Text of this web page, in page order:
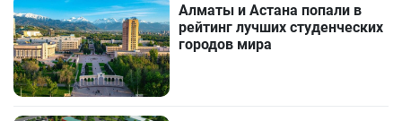
Алматы и Астана попали в
рейтинг лучших студенческих
городов мира